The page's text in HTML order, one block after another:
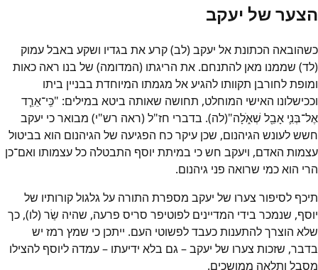
הצער של יעקב
כשהובאה הכתונת אל יעקב (לב) קרע את בגדיו ושקע באבל עמוק
(לד) שממנו מאן להתנחם. את הריגתו (המדומה) של בנו ראה כאות
ומופת לחורבן תקוותו להגיע אל מגמתו המיוחדת בבניין ביתו
וככישלונו האישי המוחלט, תחושה שאותה ביטא במילים: "כִּֽי־אֵרֵ֧ד
אֶל־בְּנִ֛י אָבֵ֖ל שְׁאֹ֑לָה"(לה). בדברי חז"ל (ראה רש"י) מבואר כי יעקב
חשש לעונש הגיהנום, שכן עיקר כח הפגיעה של הגיהנום הוא בביטול
עצמות האדם, ויעקב חש כי במיתת יוסף התבטלה כל עצמותו ואם־כן
הרי הוא כמי שרואה פני גיהנום.
תיכף לסיפור צערו של יעקב מספרת התורה על גלגול קורותיו של
יוסף, שנמכר בידי המדיינים לפוטיפר סריס פרעה, שהיה שַׂר (לו), כך
שלא הוצרך להתענות כעבד לפשוטי העם. ייתכן כי שמץ רמז יש
בדבר, שזכות צערו של יעקב – גם בלא ידיעתו – עמדה ליוסף להצילו
מסבל ותלאה ממושכים.